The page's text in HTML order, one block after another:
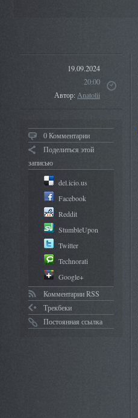
19.09.2024
20:00
Автор:Anatolii
0 Комментарии
Поделиться этой
записью
del.icio.us
Facebook
Reddit
StumbleUpon
Twitter
Technorati
Google+
Комментарии RSS
Трекбеки
Постоянная ссылка